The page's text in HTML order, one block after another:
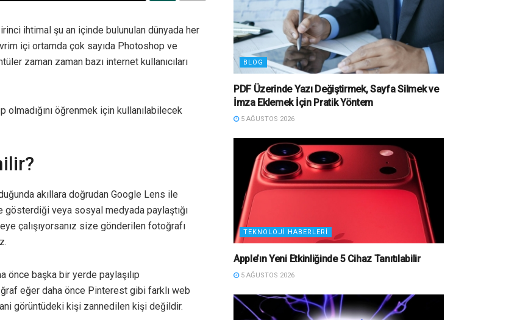
ihtimal şu an içinde bulunulan dünyada her
içi ortamda çok sayıda Photoshop ve
zaman zaman bazı internet kullanıcıları
öğrenmek için kullanılabilecek
akıllara doğrudan Google Lens ile
gösterdiği veya sosyal medyada paylaştığı
çalışıyorsanız size gönderilen fotoğrafı
önce başka bir yerde paylaşılıp
eğer daha önce Pinterest gibi farklı web
görüntüdeki kişi zannedilen kişi değildir.
BLOG
PDF Üzerinde Yazı Değiştirmek, Sayfa Silmek ve
İmza Eklemek İçin Pratik Yöntem
5 AĞUSTOS 2026
TEKNOLOJI HABERLERI
Apple’ın Yeni Etkinliğinde 5 Cihaz Tanıtılabilir
5 AĞUSTOS 2026